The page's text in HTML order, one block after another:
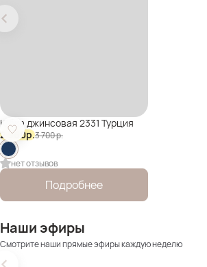
Юбка джинсовая 2331 Турция
2 960р.3 700р.
нет отзывов
Подробнее
Наши эфиры
Смотрите наши прямые эфиры каждую неделю